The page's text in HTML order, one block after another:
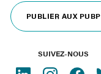
PUBLIER AUX PUBP
SUIVEZ-NOUS